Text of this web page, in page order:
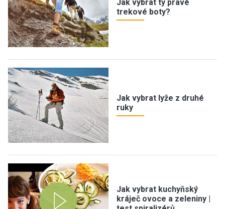
Jak vybrat ty pravé
trekové boty?
Jak vybrat lyže z druhé
ruky
Jak vybrat kuchyňský
kráječ ovoce a zeleniny |